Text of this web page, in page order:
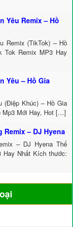
Yêu Remix – Hồ
Remix (TikTok) – Hồ
Tok Remix MP3 Hay
Yêu – Hồ Gia
(Điệp Khúc) – Hồ Gia
Mp3 Mới Hay, Hot […]
Remix – DJ Hyena
– DJ Hyena Thể
Hay Nhất Kích thước: